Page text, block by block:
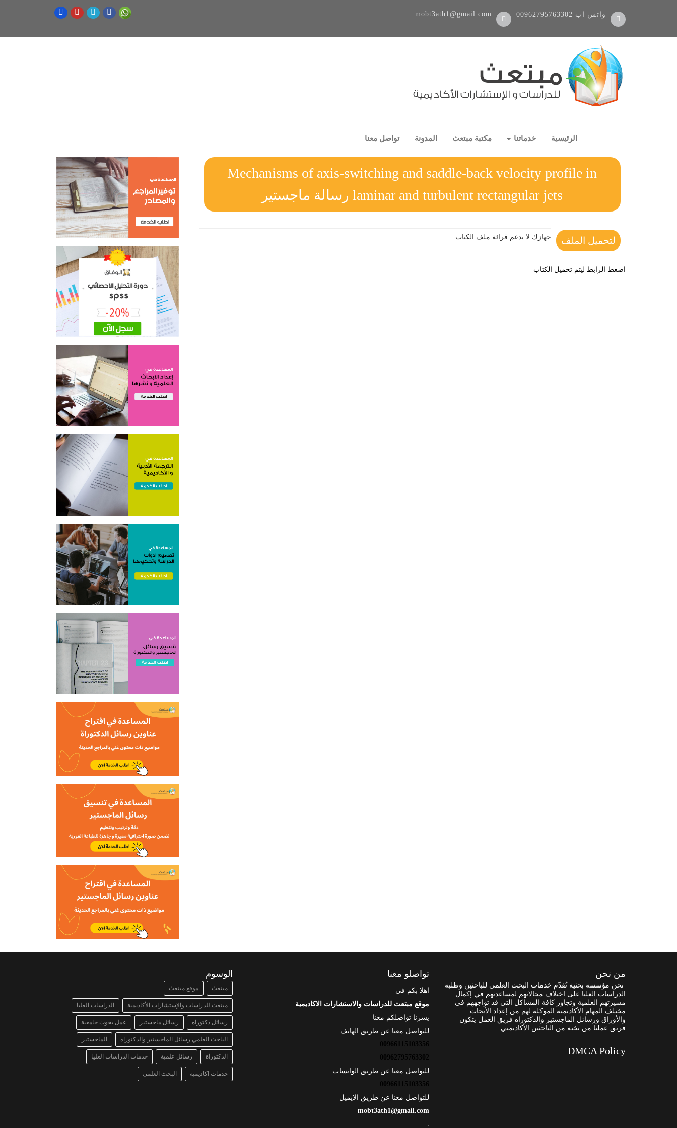
00962795763302 واتس اب mobt3ath1@gmail.com
الرئيسية خدماتنا مكتبة مبتعث المدونة تواصل معنا
Mechanisms of axis-switching and saddle-back velocity profile in
laminar and turbulent rectangular jets رسالة ماجستير
لتحميل الملف جهازك لا يدعم قرائة ملف الكتاب
اضغط الرابط ليتم تحميل الكتاب
من نحن
نحن مؤسسة بحثية تُقدّم خدمات البحث العلمي للباحثين وطلبة
الدراسات العليا على اختلاف مجالاتهم لمساعدتهم في إكمال
مسيرتهم العلمية وتجاوز كافة المشاكل التي قد تواجههم في
مختلف المهام الأكاديمية الموكلة لهم من إعداد الأبحاث
والأوراق ورسائل الماجستير والدكتوراه فريق العمل يتكون
فريق عملنا من نخبة من الباحثين الأكاديميي.
DMCA Policy
تواصلو معنا
اهلا بكم في
موقع مبتعث للدراسات والاستشارات الاكاديمية
يسرنا تواصلكم معنا
للتواصل معنا عن طريق الهاتف
00966115103356
00962795763302
للتواصل معنا عن طريق الواتساب
00966115103356
للتواصل معنا عن طريق الايميل
mobt3ath1@gmail.com
الوسوم
مبتعث موقع مبتعث
مبتعث للدراسات والإستشارات الأكاديمية الدراسات العليا
رسائل دكتوراه رسائل ماجستير عمل بحوث جامعية
الباحث العلمي رسائل الماجستير والدكتوراه الماجستير
الدكتوراة رسائل علمية خدمات الدراسات العليا
خدمات اكاديمية البحث العلمي